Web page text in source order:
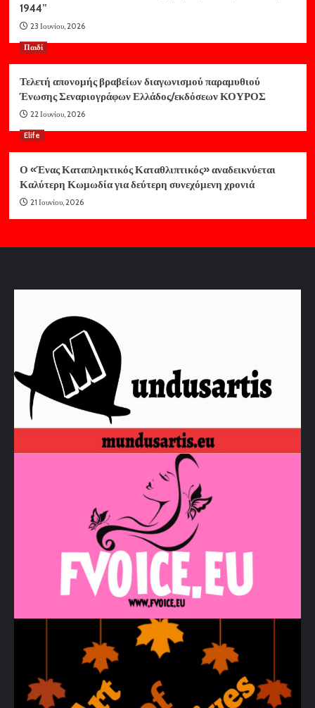
1944”
23 Ιουνίου, 2026
Παιδί
Τελετή απονομής βραβείων διαγωνισμού παραμυθιού
Ένωσης Σεναριογράφων Ελλάδος/εκδόσεων ΚΟΥΡΟΣ
22 Ιουνίου, 2026
Elife
Ο «Ένας Καταπληκτικός Καταθλιπτικός» αναδεικνύεται
Καλύτερη Κωμωδία για δεύτερη συνεχόμενη χρονιά
21 Ιουνίου, 2026